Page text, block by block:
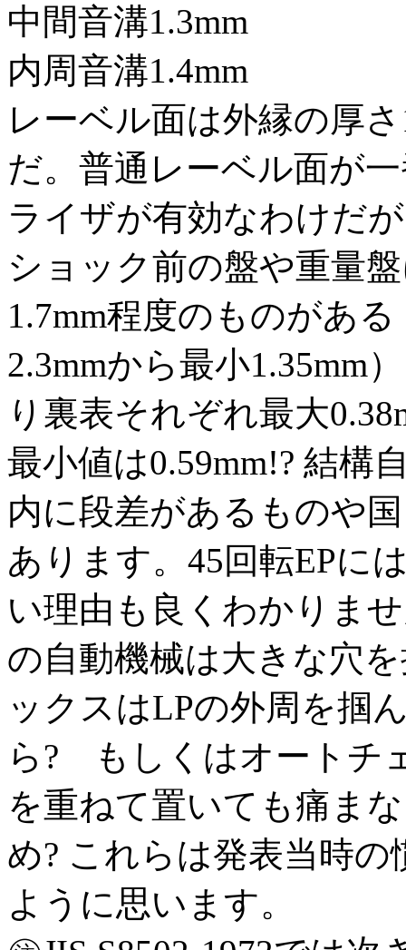
中間音溝1.3mm
内周音溝1.4mm
レーベル面は外縁の厚
だ。普通レーベル面が
ライザが有効なわけだ
ショック前の盤や重量
1.7mm程度のものがあ
2.3mmから最小1.35mm
り裏表それぞれ最大
最小値は0.59mm!? 結構
内に段差があるものや
あります。45回転EPに
い理由も良くわかりま
の自動機械は大きな穴
ックスはLPの外周を掴
ら? もしくはオートチ
を重ねて置いても痛ま
め? これらは発表当時
ように思います。